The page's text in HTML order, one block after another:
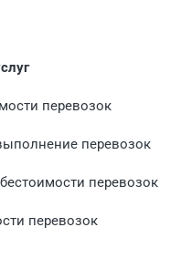
перевозок
перевозок
перевозок
перевозок